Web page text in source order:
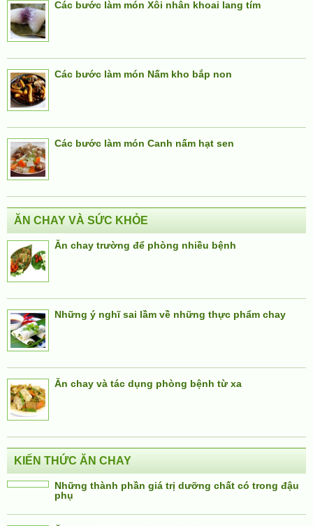
Các bước làm món Xôi nhân khoai lang tím
Các bước làm món Nấm kho bắp non
Các bước làm món Canh nấm hạt sen
ĂN CHAY VÀ SỨC KHỎE
Ăn chay trường để phòng nhiều bệnh
Những ý nghĩ sai lầm về những thực phẩm chay
Ăn chay và tác dụng phòng bệnh từ xa
KIẾN THỨC ĂN CHAY
Những thành phần giá trị dưỡng chất có trong đậu
phụ